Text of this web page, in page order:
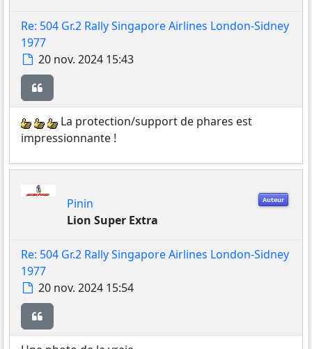
Re: 504 Gr.2 Rally Singapore Airlines London-Sidney
1977
Message
20 nov. 2024 15:43
La protection/support de phares est
impressionnante !
Auteur
Pinin
Lion Super Extra
Re: 504 Gr.2 Rally Singapore Airlines London-Sidney
1977
Message
20 nov. 2024 15:54